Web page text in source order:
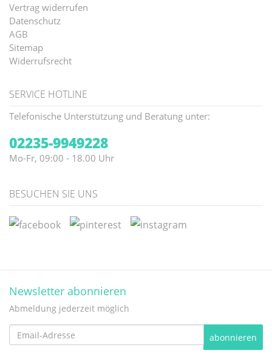
Vertrag widerrufen
Datenschutz
AGB
Sitemap
Widerrufsrecht
SERVICE HOTLINE
Telefonische Unterstützung und Beratung unter:
02235-9949228
Mo-Fr, 09:00 - 18.00 Uhr
BESUCHEN SIE UNS
Newsletter abonnieren
Abmeldung jederzeit möglich
Email-
Adresse
abonnieren